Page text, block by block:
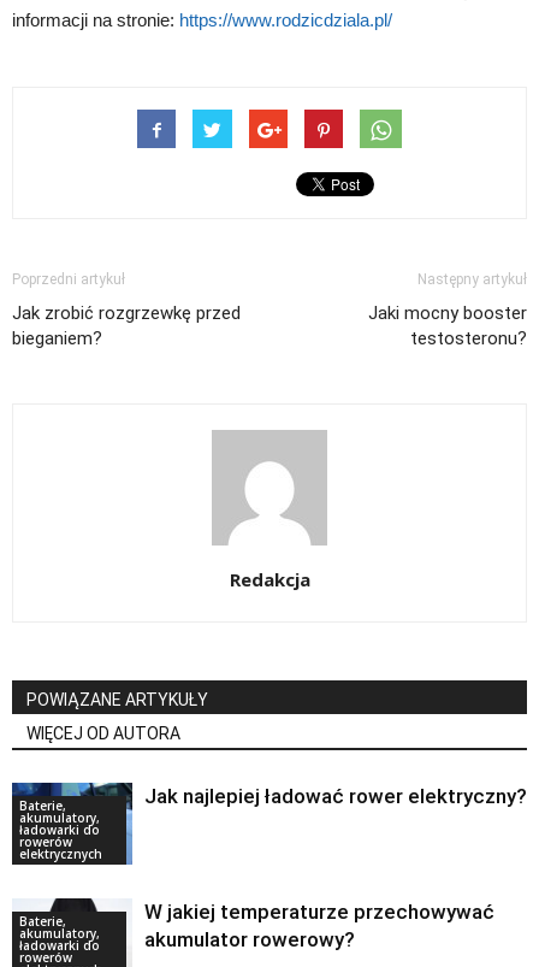
informacji na stronie: https://www.rodzicdziala.pl/
Poprzedni artykuł
Jak zrobić rozgrzewkę przed
bieganiem?
Następny artykuł
Jaki mocny booster
testosteronu?
Redakcja
POWIĄZANE ARTYKUŁY
WIĘCEJ OD AUTORA
Baterie,
akumulatory,
ładowarki do
rowerów
elektrycznych
Jak najlepiej ładować rower elektryczny?
Baterie,
akumulatory,
ładowarki do
rowerów
W jakiej temperaturze przechowywać
akumulator rowerowy?